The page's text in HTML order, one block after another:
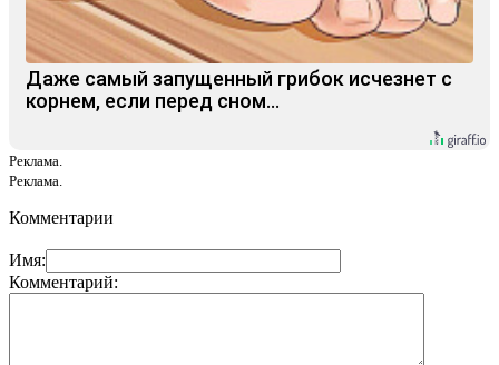
Даже самый запущенный грибок исчезнет с
корнем, если перед сном…
Реклама.
Реклама.
Комментарии
Имя:
Комментарий: